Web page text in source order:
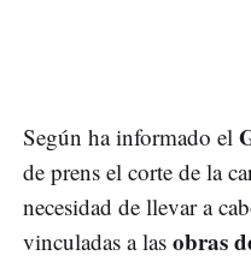
Según ha informado el
de prens el corte de la
necesidad de llevar a
vinculadas a las obras